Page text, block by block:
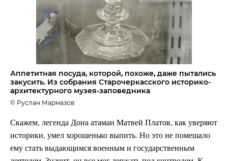
Аппетитная посуда, которой, похоже, даже пытались
закусить. Из собрания Старочеркасского историко-
архитектурного музея-заповедника
© Руслан Мармазов
Скажем, легенда Дона атаман Матвей Платов, как уверяют
историки, умел хорошенько выпить. Но это не помешало
ему стать выдающимся военным и государственным